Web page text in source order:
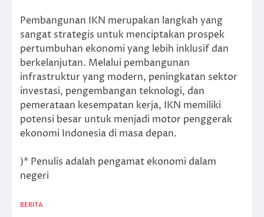
Pembangunan IKN merupakan langkah yang
sangat strategis untuk menciptakan prospek
pertumbuhan ekonomi yang lebih inklusif dan
berkelanjutan. Melalui pembangunan
infrastruktur yang modern, peningkatan sektor
investasi, pengembangan teknologi, dan
pemerataan kesempatan kerja, IKN memiliki
potensi besar untuk menjadi motor penggerak
ekonomi Indonesia di masa depan.
)* Penulis adalah pengamat ekonomi dalam
negeri
BERITA